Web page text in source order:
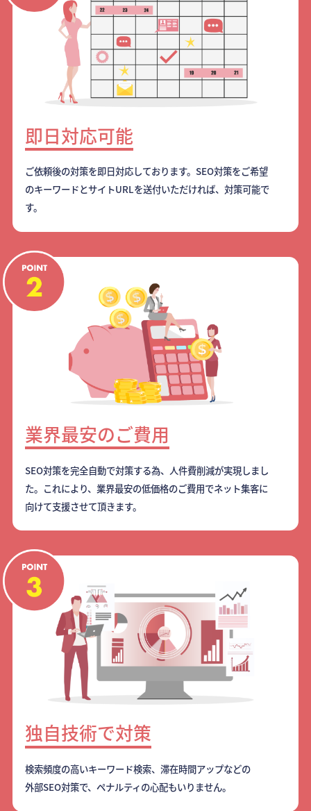
即日対応可能
ご依頼後の対策を即日対応しております。SEO対策をご希望
のキーワードとサイトURLを送付いただければ、対策可能で
す。
業界最安のご費用
SEO対策を完全自動で対策する為、人件費削減が実現しまし
た。これにより、業界最安の低価格のご費用でネット集客に
向けて支援させて頂きます。
独自技術で対策
検索頻度の高いキーワード検索、滞在時間アップなどの
外部SEO対策で、ペナルティの心配もいりません。